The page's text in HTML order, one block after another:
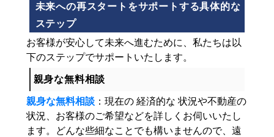
未来への再スタートをサポートする具体的な
ステップ
お客様が安心して未来へ進むために、私たちは以
下のステップでサポートいたします。
親身な無料相談
親身な無料相談：現在の 経済的な 状況や不動産の
状況、お客様のご希望などを詳しくお伺いいたし
ます。どんな些細なことでも構いませんので、遠